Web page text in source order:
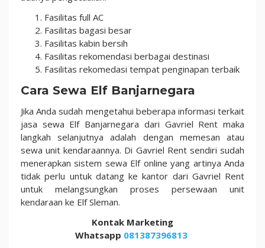
Fasilitas full AC
Fasilitas bagasi besar
Fasilitas kabin bersih
Fasilitas rekomendasi berbagai destinasi
Fasilitas rekomedasi tempat penginapan terbaik
Cara Sewa Elf Banjarnegara
Jika Anda sudah mengetahui beberapa informasi terkait
jasa sewa Elf Banjarnegara dari Gavriel Rent maka
langkah selanjutnya adalah dengan memesan atau
sewa unit kendaraannya. Di Gavriel Rent sendiri sudah
menerapkan sistem sewa Elf online yang artinya Anda
tidak perlu untuk datang ke kantor dari Gavriel Rent
untuk melangsungkan proses persewaan unit
kendaraan ke Elf Sleman.
Kontak Marketing
Whatsapp 081387396813